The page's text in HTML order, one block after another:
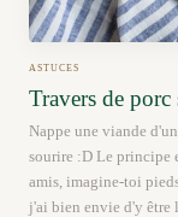
ASTUCES
Travers de
Nappe une viande
sourire :D Le principe
amis, imagine-toi
j'ai bien envie d'y être